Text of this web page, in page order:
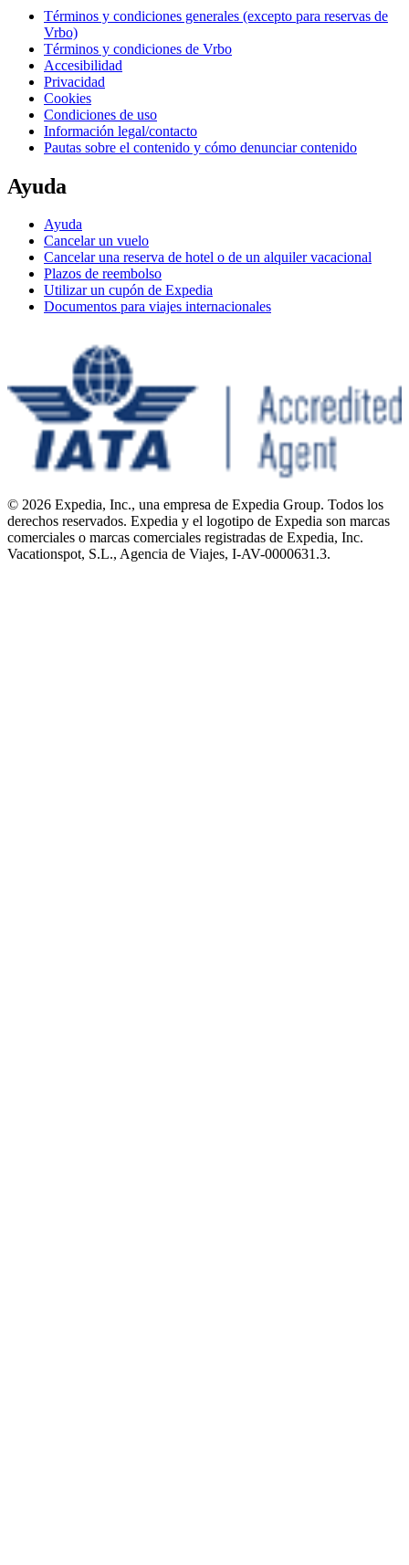
Términos y condiciones generales (excepto para reservas de
Vrbo)
Términos y condiciones de Vrbo
Accesibilidad
Privacidad
Cookies
Condiciones de uso
Información legal/contacto
Pautas sobre el contenido y cómo denunciar contenido
Ayuda
Ayuda
Cancelar un vuelo
Cancelar una reserva de hotel o de un alquiler vacacional
Plazos de reembolso
Utilizar un cupón de Expedia
Documentos para viajes internacionales
© 2026 Expedia, Inc., una empresa de Expedia Group. Todos los
derechos reservados. Expedia y el logotipo de Expedia son marcas
comerciales o marcas comerciales registradas de Expedia, Inc.
Vacationspot, S.L., Agencia de Viajes, I-AV-0000631.3.